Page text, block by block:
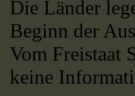
Die Länder
Beginn der
Vom Freistaat
keine